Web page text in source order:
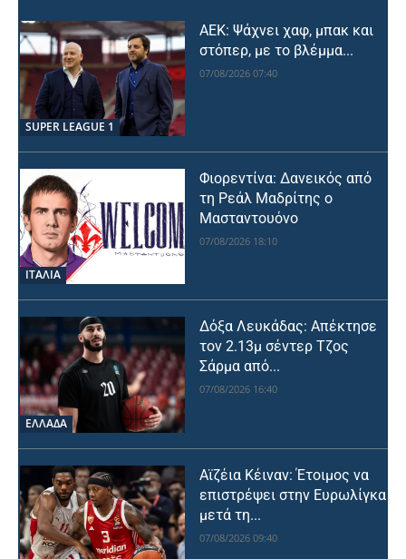
SUPER LEAGUE 1
ΑΕΚ: Ψάχνει χαφ, μπακ και
στόπερ, με το βλέμμα...
07/08/2026 07:40
ΙΤΑΛΙΑ
Φιορεντίνα: Δανεικός από
τη Ρεάλ Μαδρίτης ο
Μασταντουόνο
07/08/2026 18:10
ΕΛΛΑΔΑ
Δόξα Λευκάδας: Απέκτησε
τον 2.13μ σέντερ Τζος
Σάρμα από...
07/08/2026 16:40
Αϊζέια Κέιναν: Έτοιμος να
επιστρέψει στην Ευρωλίγκα
μετά τη...
07/08/2026 09:40